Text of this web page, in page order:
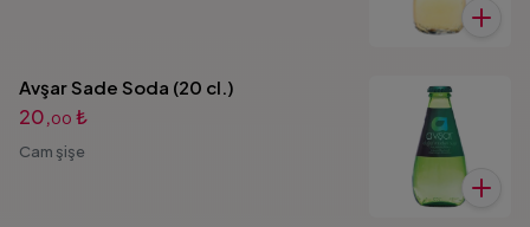
Avşar Sade Soda (20 cl.)
20,00 ₺
Cam şişe